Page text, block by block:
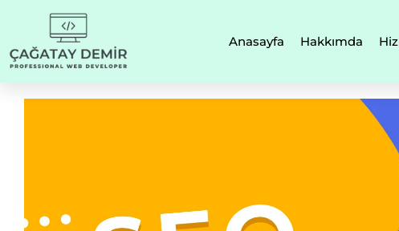
Anasayfa Hakkımda